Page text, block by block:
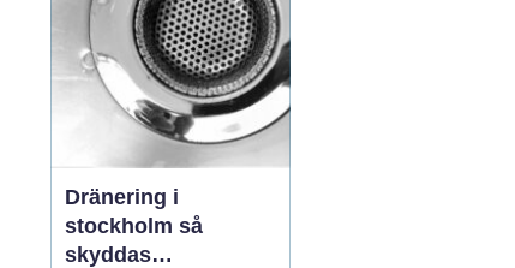
Dränering i
stockholm så
skyddas